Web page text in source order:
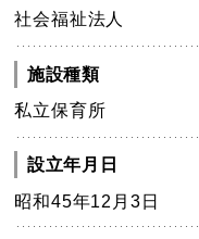
社会福祉法人
施設種類
私立保育所
設立年月日
昭和45年12月3日